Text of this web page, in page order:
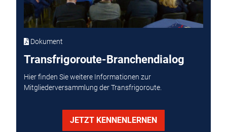
Dokument
Transfrigoroute-Branchendialog
Hier finden Sie weitere Informationen zur
Mitgliederversammlung der Transfrigoroute.
JETZT KENNENLERNEN